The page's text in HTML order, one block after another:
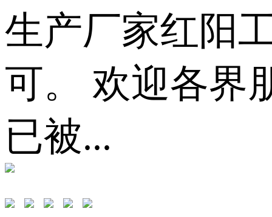
生产厂家红阳
可。 欢迎各界
已被...